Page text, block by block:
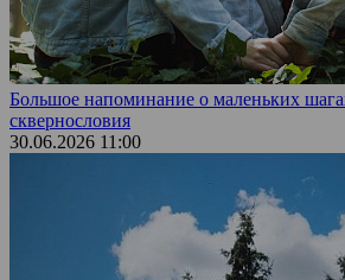
Большое напоминание о маленьких
сквернословия
30.06.2026 11:00